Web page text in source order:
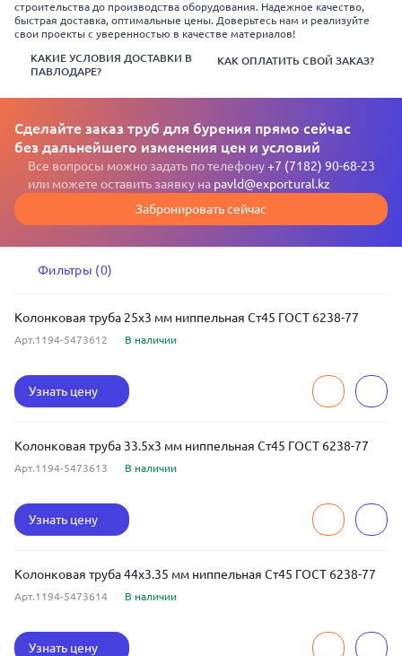
строительства до производства оборудования. Надежное качество,
быстрая доставка, оптимальные цены. Доверьтесь нам и реализуйте
свои проекты с уверенностью в качестве материалов!
КАКИЕ УСЛОВИЯ ДОСТАВКИ В
ПАВЛОДАРЕ?
КАК ОПЛАТИТЬ СВОЙ ЗАКАЗ?
Сделайте заказ труб для бурения прямо сейчас
без дальнейшего изменения цен и условий
Все вопросы можно задать по телефону+7 (7182) 90-68-23
или можете оставить заявку на pavld@exportural.kz
Забронировать сейчас
Фильтры (0)
Колонковая труба 25x3 мм ниппельная Ст45 ГОСТ 6238-77
Арт.1194-5473612 В наличии
Узнать цену
Колонковая труба 33.5x3 мм ниппельная Ст45 ГОСТ 6238-77
Арт.1194-5473613 В наличии
Узнать цену
Колонковая труба 44x3.35 мм ниппельная Ст45 ГОСТ 6238-77
Арт.1194-5473614 В наличии
Узнать цену